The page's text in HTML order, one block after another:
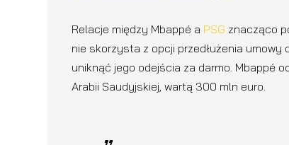
Relacje między Mbappé a PSG znacząco
nie skorzysta z opcji przedłużenia umowy
uniknąć jego odejścia za darmo. Mbappé
Arabii Saudyjskiej, wartą 300 mln euro.